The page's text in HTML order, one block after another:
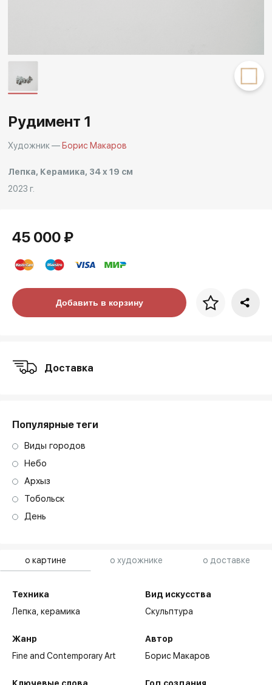
о картине о художнике о доставке
Техника
Лепка,керамика
Жанр
Fine and Contemporary Art
Вид искусства
Скульптура
Автор
Борис Макаров
Рудимент 1
Художник — Борис Макаров
Лепка, Керамика, 34 x 19 см
2023 г.
45 000 ₽
Цена за багетДобавить в корзину
Доставка
Популярные теги
Виды городов
Небо
Архыз
Тобольск
День